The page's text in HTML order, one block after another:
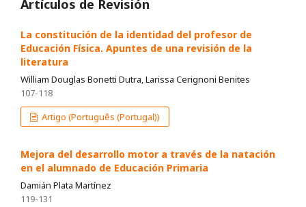
Artículos de Revisión
La constitución de la identidad del profesor de
Educación Física. Apuntes de una revisión de la
literatura
William Douglas Bonetti Dutra, Larissa Cerignoni Benites
107-118
Artigo (Português (Portugal))
Mejora del desarrollo motor a través de la natación
en el alumnado de Educación Primaria
Damián Plata Martínez
119-131